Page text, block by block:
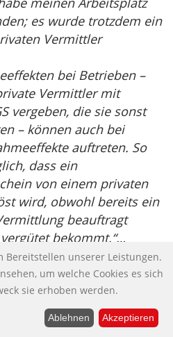
es wurde trotzdem ein
Vermittler
bei Betrieben –
Vermittler mit
vergeben, die sie sonst
– können auch bei
auftreten. So
dass ein
von einem privaten
wird, obwohl bereits ein
beauftragt
bekommt.“…
II-Empfänger haben
auf einen Job mit
wie andere
nach der Einlösung
Wahrscheinlichkeit für
Bereitstellen unserer Leistungen.
um welche Cookies es sich
sie erhoben werden.
Ablehnen Akzeptieren